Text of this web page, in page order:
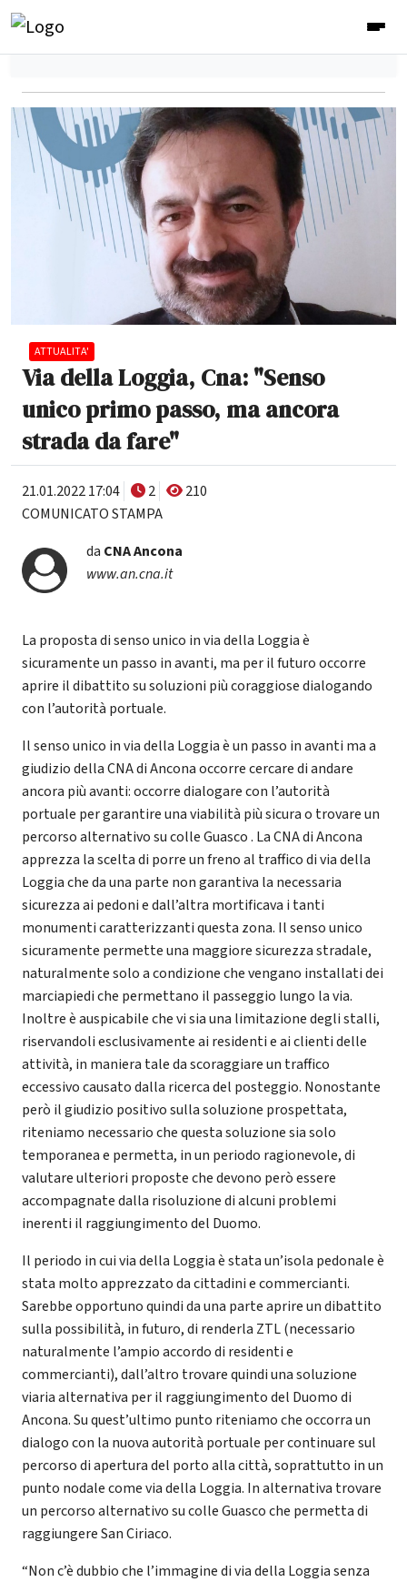
ATTUALITA'
Via della Loggia, Cna: "Senso
unico primo passo, ma ancora
strada da fare"
21.01.2022 17:04 2
210
COMUNICATO STAMPA
da CNA Ancona
www.an.cna.it
La proposta di senso unico in via della Loggia è
sicuramente un passo in avanti, ma per il futuro occorre
aprire il dibattito su soluzioni più coraggiose dialogando
con l’autorità portuale.
Il senso unico in via della Loggia è un passo in avanti ma a
giudizio della CNA di Ancona occorre cercare di andare
ancora più avanti: occorre dialogare con l’autorità
portuale per garantire una viabilità più sicura o trovare un
percorso alternativo su colle Guasco . La CNA di Ancona
apprezza la scelta di porre un freno al traffico di via della
Loggia che da una parte non garantiva la necessaria
sicurezza ai pedoni e dall’altra mortificava i tanti
monumenti caratterizzanti questa zona. Il senso unico
sicuramente permette una maggiore sicurezza stradale,
naturalmente solo a condizione che vengano installati dei
marciapiedi che permettano il passeggio lungo la via.
Inoltre è auspicabile che vi sia una limitazione degli stalli,
riservandoli esclusivamente ai residenti e ai clienti delle
attività, in maniera tale da scoraggiare un traffico
eccessivo causato dalla ricerca del posteggio. Nonostante
però il giudizio positivo sulla soluzione prospettata,
riteniamo necessario che questa soluzione sia solo
temporanea e permetta, in un periodo ragionevole, di
valutare ulteriori proposte che devono però essere
accompagnate dalla risoluzione di alcuni problemi
inerenti il raggiungimento del Duomo.
Il periodo in cui via della Loggia è stata un’isola pedonale è
stata molto apprezzato da cittadini e commercianti.
Sarebbe opportuno quindi da una parte aprire un dibattito
sulla possibilità, in futuro, di renderla ZTL (necessario
naturalmente l’ampio accordo di residenti e
commercianti), dall’altro trovare quindi una soluzione
viaria alternativa per il raggiungimento del Duomo di
Ancona. Su quest’ultimo punto riteniamo che occorra un
dialogo con la nuova autorità portuale per continuare sul
percorso di apertura del porto alla città, soprattutto in un
punto nodale come via della Loggia. In alternativa trovare
un percorso alternativo su colle Guasco che permetta di
raggiungere San Ciriaco.
“Non c’è dubbio che l’immagine di via della Loggia senza